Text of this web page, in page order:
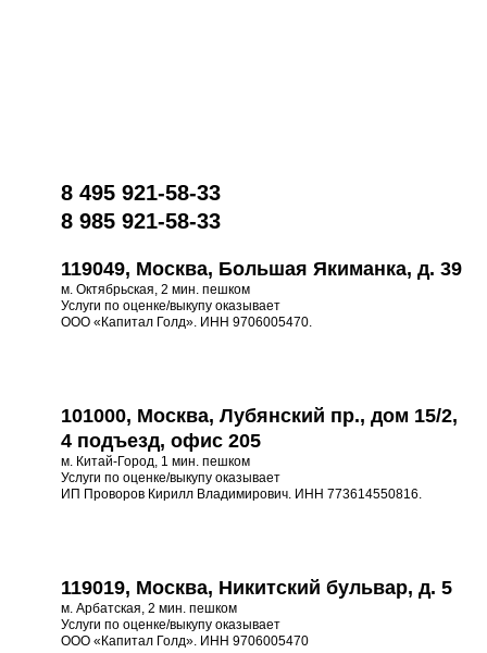
8 495 921-58-33
8 985 921-58-33
119049, Москва, Большая Якиманка, д. 39
м. Октябрьская, 2 мин. пешком
Услуги по оценке/выкупу оказывает
ООО «Капитал Голд». ИНН 9706005470.
101000, Москва, Лубянский пр., дом 15/2,
4 подъезд, офис 205
м. Китай-Город, 1 мин. пешком
Услуги по оценке/выкупу оказывает
ИП Проворов Кирилл Владимирович. ИНН 773614550816.
119019, Москва, Никитский бульвар, д. 5
м. Арбатская, 2 мин. пешком
Услуги по оценке/выкупу оказывает
ООО «Капитал Голд». ИНН 9706005470